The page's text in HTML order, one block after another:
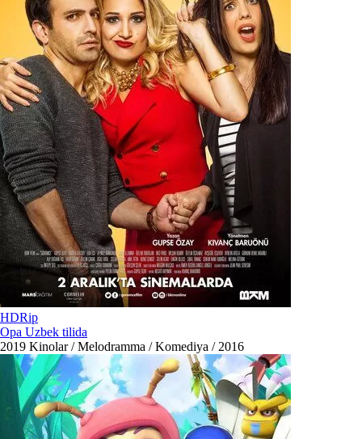
HDRip
Opa Uzbek tilida
2019 Kinolar / Melodramma / Komediya / 2016